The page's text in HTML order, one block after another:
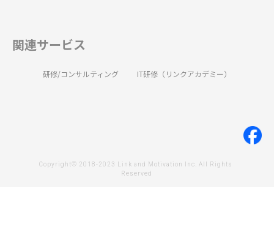
関連サービス
研修/コンサルティング IT研修（リンクアカデミー）
Copyright© 2018-2023 Link and Motivation Inc. All Rights
Reserved